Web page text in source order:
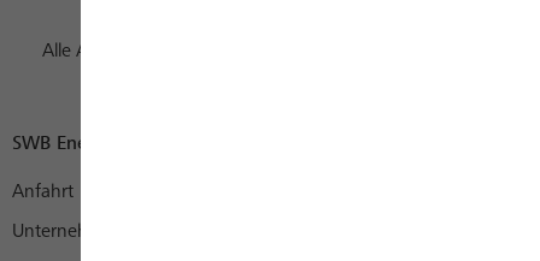
Alle Auszeichnungen
SWB Energie und Wasser
Anfahrt
Unternehmen